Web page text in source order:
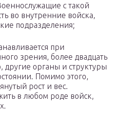
с такой
во внутренние войска,
подразделения;
при
зрения, более двадцать
другие органы и структуры
Помимо этого,
рост и вес.
в любом роде войск,